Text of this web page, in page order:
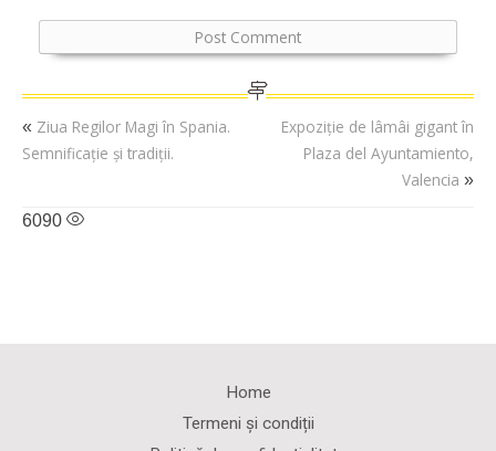
« Ziua Regilor Magi în Spania.
Semnificație și tradiții.
Expoziție de lâmâi gigant în
Plaza del Ayuntamiento,
Valencia »
6090
Home
Termeni și condiții